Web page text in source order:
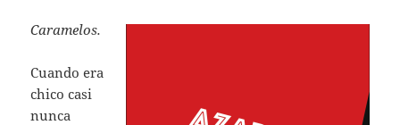
Caramelos.
Cuando era
chico casi
nunca